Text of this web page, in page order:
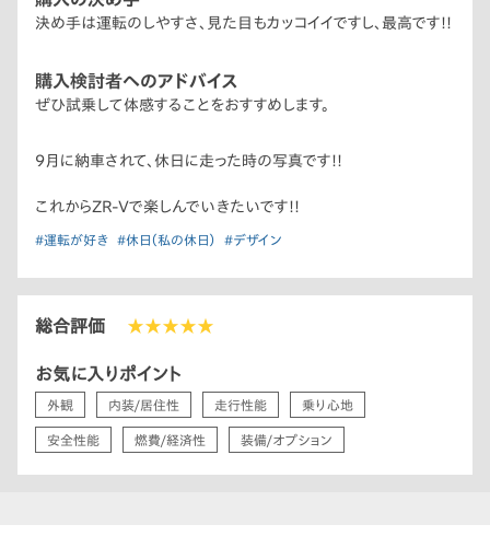
決め手は運転のしやすさ、見た目もカッコイイですし、最高です!!
購入検討者へのアドバイス
ぜひ試乗して体感することをおすすめします。
9月に納車されて、休日に走った時の写真です!!
これからZR-Vで楽しんでいきたいです!!
#運転が好き #休日（私の休日） #デザイン
総合評価 ★★★★★
お気に入りポイント
外観 内装/居住性 走行性能 乗り心地
安全性能 燃費/経済性 装備/オプション